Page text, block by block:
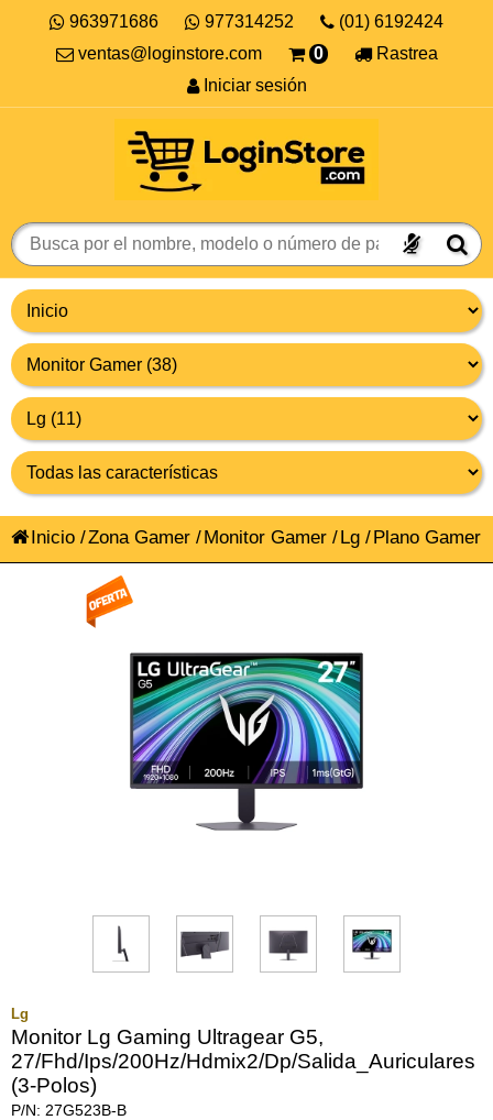
963971686 977314252
(01) 6192424
ventas@loginstore.com
0
Rastrea
Iniciar sesión
Inicio /Zona Gamer /Monitor Gamer /Lg /Plano Gamer
Lg
Monitor Lg Gaming Ultragear G5,
27/Fhd/Ips/200Hz/Hdmix2/Dp/Salida_Auriculares
(3-Polos)
P/N: 27G523B-B